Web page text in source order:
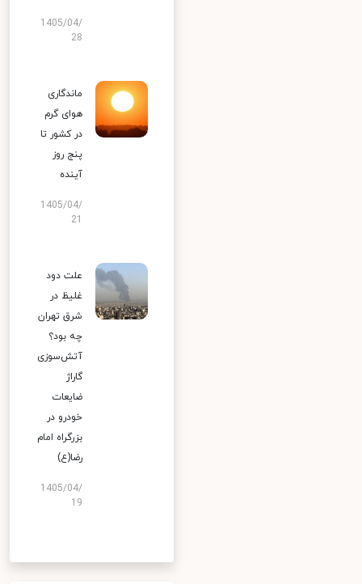
1405/04/
28
ماندگاری
هوای گرم
در کشور تا
پنج روز
آینده
1405/04/
علت دود
غلیظ در
شرق تهران
چه بود؟
آتش‌سوزی
گاراژ
ضایعات
خودرو در
بزرگراه امام
رضا(ع)
1405/04/
19